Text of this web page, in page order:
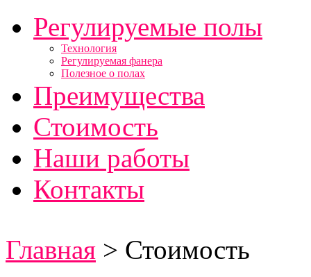
Регулируемые полы
Технология
Регулируемая фанера
Полезное о полах
Преимущества
Стоимость
Наши работы
Контакты
Главная > Стоимость